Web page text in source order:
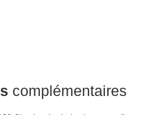
complémentaires